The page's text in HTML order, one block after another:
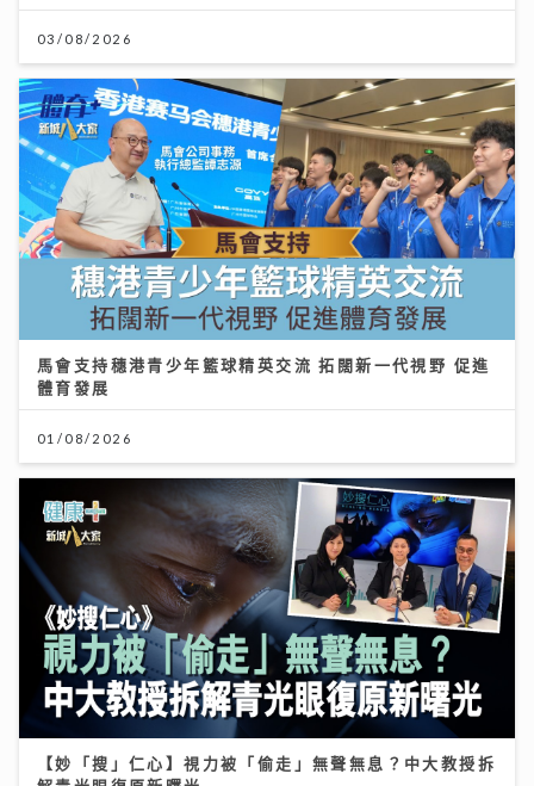
03/08/2026
馬會支持穗港青少年籃球精英交流 拓闊新一代視野 促進
體育發展
01/08/2026
【妙「搜」仁心】視力被「偷走」無聲無息？中大教授拆